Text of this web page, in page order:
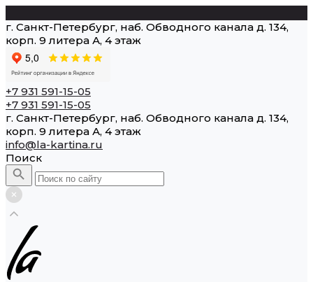
г. Санкт-Петербург, наб. Обводного канала д. 134,
корп. 9 литера А, 4 этаж
+7 931 591-15-05
+7 931 591-15-05
г. Санкт-Петербург, наб. Обводного канала д. 134,
корп. 9 литера А, 4 этаж
info@la-kartina.ru
Поиск